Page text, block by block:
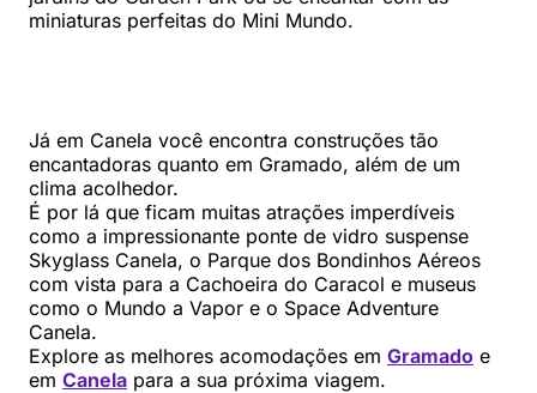
miniaturas perfeitas do Mini Mundo.
Já em Canela você encontra construções tão
encantadoras quanto em Gramado, além de um
clima acolhedor.
É por lá que ficam muitas atrações imperdíveis
como a impressionante ponte de vidro suspense
Skyglass Canela, o Parque dos Bondinhos Aéreos
com vista para a Cachoeira do Caracol e museus
como o Mundo a Vapor e o Space Adventure
Canela.
Explore as melhores acomodações em Gramado e
em Canela para a sua próxima viagem.